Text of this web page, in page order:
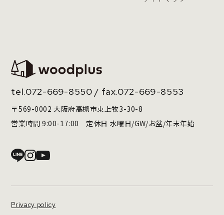
tel.072-669-8550 / fax.072-669-8553
〒569-0002 大阪府高槻市東上牧3-30-8
営業時間 9:00-17:00 定休日 水曜日/GW/お盆/年末年始
Privacy policy